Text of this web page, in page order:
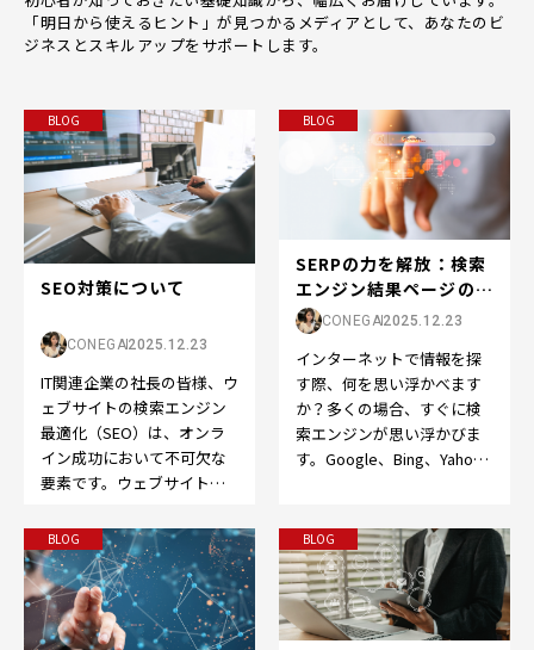
「明日から使えるヒント」が見つかるメディアとして、あなたのビ
ジネスとスキルアップをサポートします。
BLOG
SEO対策について
CONEGA2025.12.23
IT関連企業の社長の皆様、ウ
ェブサイトの検索エンジン
最適化（SEO）は、オンラ
イン成功において不可欠な
要素です。ウェブサイトを
ポイントを押さえてS…
BLOG
SERPの力を解放：検索
エンジン結果ページの世
界へようこそ
CONEGA2025.12.23
インターネットで情報を探
す際、何を思い浮かべます
か？多くの場合、すぐに検
索エンジンが思い浮かびま
す。Google、Bing、Yahoo
BLOG BLOG